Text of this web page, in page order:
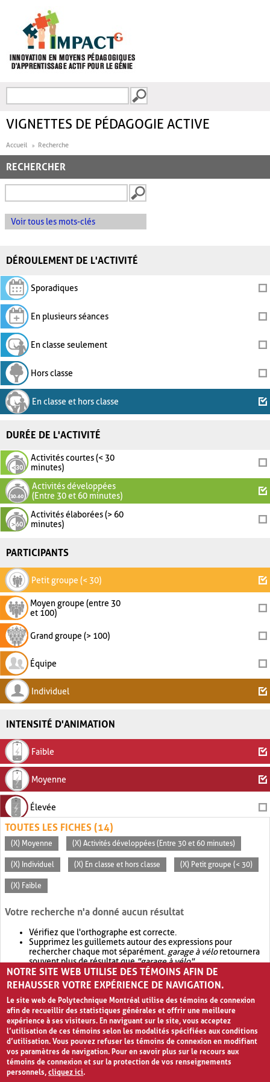
FORMULAIRE DE
VIGNETTES DE PÉDAGOGIE ACTIVE
Accueil Recherche
RECHERCHER
Voir tous les mots-clés
DÉROULEMENT DE L'ACTIVITÉ
Sporadiques
En plusieurs séances
En classe seulement
Hors classe
En classe et hors classe
DURÉE DE L'ACTIVITÉ
Activités courtes (< 30
minutes)
Activités développées
(Entre 30 et 60 minutes)
Activités élaborées (> 60
minutes)
PARTICIPANTS
Petit groupe (< 30)
Moyen groupe (entre 30
et 100)
Grand groupe (> 100)
Équipe
Individuel
INTENSITÉ D'ANIMATION
Faible
Moyenne
Élevée
TOUTES LES FICHES (14)
(X) Moyenne (X) Activités développées (Entre 30 et 60 minutes)
(X) Individuel (X) En classe et hors classe (X) Petit groupe (< 30)
(X) Faible
Votre recherche n'a donné aucun résultat
Vérifiez que l'orthographe est correcte.
Supprimez les guillemets autour des expressions pour
rechercher chaque mot séparément. garage à véloretournera
souvent plus de résultat que"garage à vélo".
Envisagez d'élargir votre recherche avec OR.garage OR vélo
retournera souvent plus de résultat quegarage à vélo
NOTRE SITE WEB UTILISE DES TÉMOINS AFIN DE
REHAUSSER VOTRE EXPÉRIENCE DE NAVIGATION.
Le site web de Polytechnique Montréal utilise des témoins de connexion
afin de recueillir des statistiques générales et offrir une meilleure
expérience à ses visiteurs. En naviguant sur le site, vous acceptez
l’utilisation de ces témoins selon les modalités spécifiées aux conditions
d’utilisation. Vous pouvez refuser les témoins de connexion en modifiant
vos paramètres de navigation. Pour en savoir plus sur le recours aux
témoins de connexion et sur la protection de vos renseignements
personnels,cliquez ici.